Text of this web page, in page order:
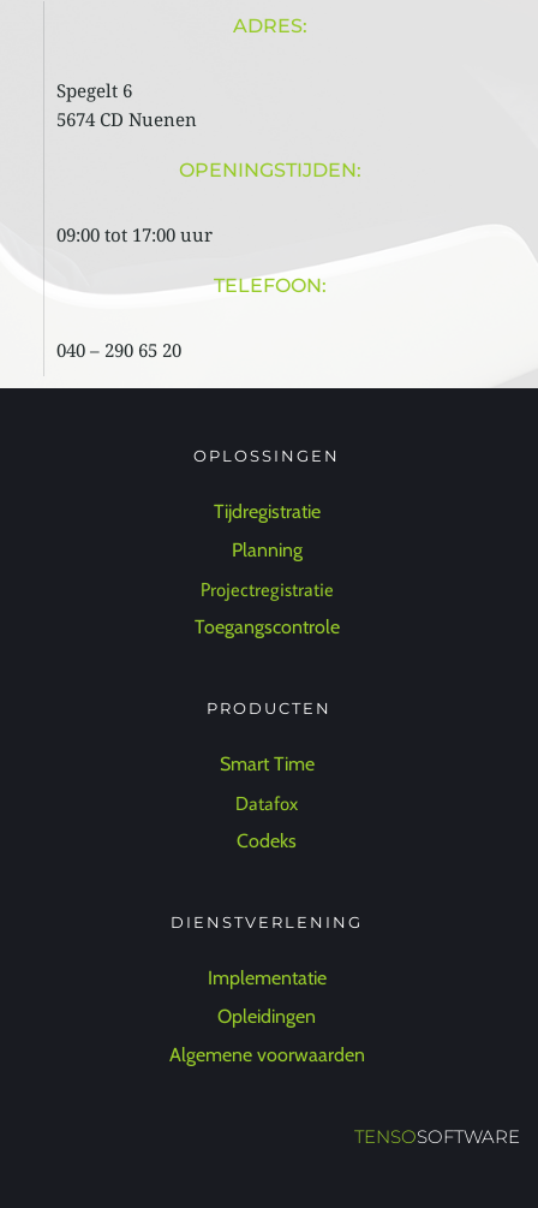
ADRES:
Spegelt 6
5674 CD Nuenen
OPENINGSTIJDEN:
09:00 tot 17:00 uur
TELEFOON:
040 – 290 65 20
OPLOSSINGEN
Tijdregistratie
Planning
Projectregistratie
Toegangscontrole
PRODUCTEN
Smart Time
Datafox
Codeks
DIENSTVERLENING
Implementatie
Opleidingen
Algemene voorwaarden
TENSOSOFTWARE